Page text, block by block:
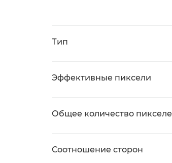
Тип
Эффективные пиксели
Общее количество
Соотношение сторон